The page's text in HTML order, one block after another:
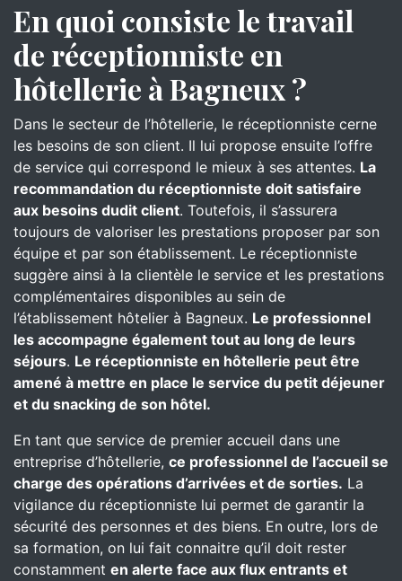
En quoi consiste le travail
de réceptionniste en
hôtellerie à Bagneux ?
Dans le secteur de l’hôtellerie, le réceptionniste cerne
les besoins de son client. Il lui propose ensuite l’offre
de service qui correspond le mieux à ses attentes. La
recommandation du réceptionniste doit satisfaire
aux besoins dudit client. Toutefois, il s’assurera
toujours de valoriser les prestations proposer par son
équipe et par son établissement. Le réceptionniste
suggère ainsi à la clientèle le service et les prestations
complémentaires disponibles au sein de
l’établissement hôtelier à Bagneux. Le professionnel
les accompagne également tout au long de leurs
séjours. Le réceptionniste en hôtellerie peut être
amené à mettre en place le service du petit déjeuner
et du snacking de son hôtel.
En tant que service de premier accueil dans une
entreprise d’hôtellerie, ce professionnel de l’accueil se
charge des opérations d’arrivées et de sorties. La
vigilance du réceptionniste lui permet de garantir la
sécurité des personnes et des biens. En outre, lors de
sa formation, on lui fait connaitre qu’il doit rester
constamment en alerte face aux flux entrants et